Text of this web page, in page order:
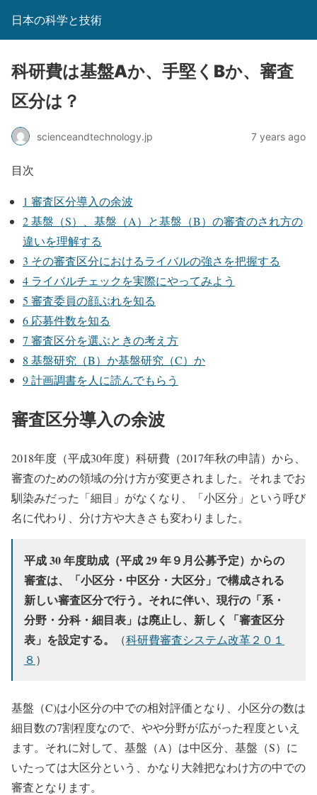
日本の科学と技術
科研費は基盤Aか、手堅くBか、審査
区分は？
scienceandtechnology.jp 7 years ago
目次
1 審査区分導入の余波
2基盤（S）、基盤（A）と基盤（B）の審査のされ方の
違いを理解する
3 その審査区分におけるライバルの強さを把握する
4 ライバルチェックを実際にやってみよう
5 審査委員の顔ぶれを知る
6 応募件数を知る
7 審査区分を選ぶときの考え方
8 基盤研究（B）か基盤研究（C）か
9計画調書を人に読んでもらう
審査区分導入の余波
2018年度（平成30年度）科研費（2017年秋の申請）から、
審査のための領域の分け方が変更されました。それまでお
馴染みだった「細目」がなくなり、「小区分」という呼び
名に代わり、分け方や大きさも変わりました。
平成 30 年度助成（平成 29 年９月公募予定）からの
審査は、「小区分・中区分・大区分」で構成される
新しい審査区分で行う。それに伴い、現行の「系・
分野・分科・細目表」は廃止し、新しく「審査区分
表」を設定する。
（科研費審査システム改革２０１
８ ）
基盤（C)は小区分の中での相対評価となり、小区分の数は
細目数の7割程度なので、やや分野が広がった程度といえ
ます。それに対して、基盤（A）は中区分、基盤（S）に
いたっては大区分という、かなり大雑把なわけ方の中での
審査となります。